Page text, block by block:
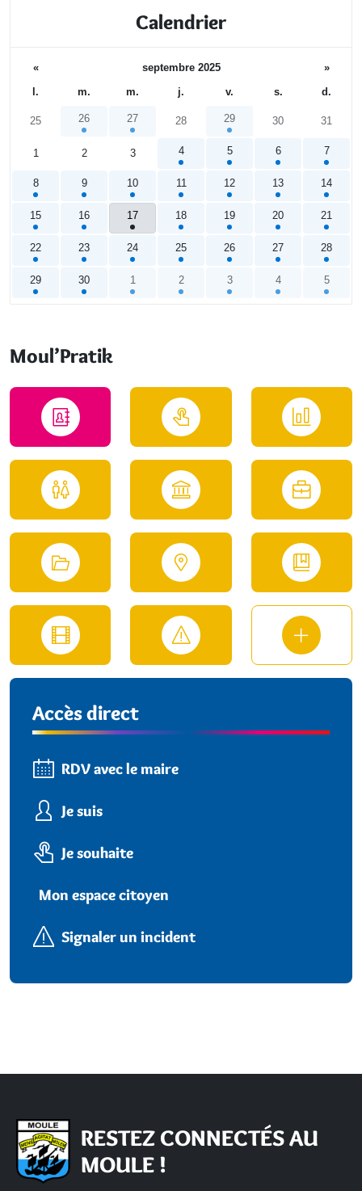
Calendrier
« septembre 2025
»
l.
m. m. j. v. s. d.
25 26 27 28 29 30 31
1 2 3 4 5 6 7
8 9 10 11 12 13 14
15 16 17 18 19 20 21
22 23 24 25 26 27 28
29 30 1 2 3 4 5
Moul’Pratik
Accès direct
RDV avec le maire
Je suis
Je souhaite
Mon espace citoyen
Signaler un incident
RESTEZ CONNECTÉS AU
MOULE !